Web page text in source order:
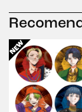
Recomend